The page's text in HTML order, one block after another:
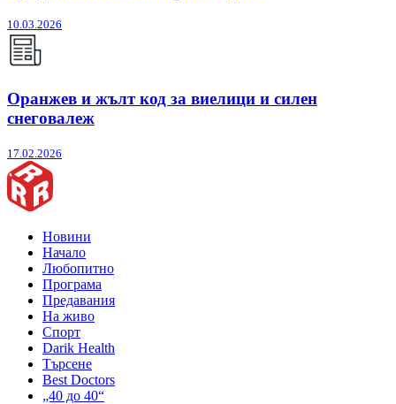
10.03.2026
Оранжев и жълт код за виелици и силен
снеговалеж
17.02.2026
Новини
Начало
Любопитно
Програма
Предавания
На живо
Спорт
Darik Health
Търсене
Best Doctors
„40 до 40“